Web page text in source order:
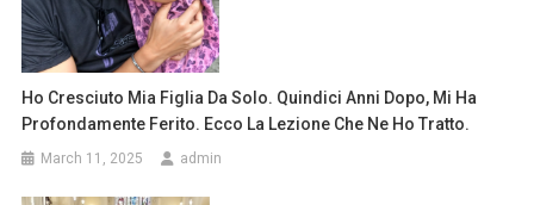
Ho Cresciuto Mia Figlia Da Solo. Quindici Anni Dopo, Mi Ha
Profondamente Ferito. Ecco La Lezione Che Ne Ho Tratto.
March 11, 2025 admin